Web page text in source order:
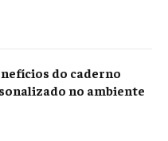
do caderno
no ambiente